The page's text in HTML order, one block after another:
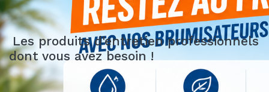
Les produits d'entretien professionnels
dont vous avez besoin !